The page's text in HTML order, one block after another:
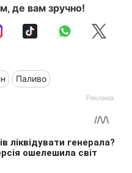
де вам зручно!
Паливо